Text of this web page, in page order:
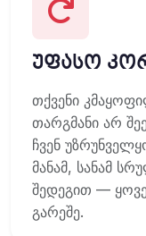
უფასო
თქვენი
თარგმანი არ
ჩვენ
მანამ, სანამ
შედეგით —
გარეშე.